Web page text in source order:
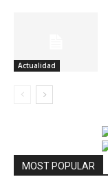
Actualidad
MOST POPULAR